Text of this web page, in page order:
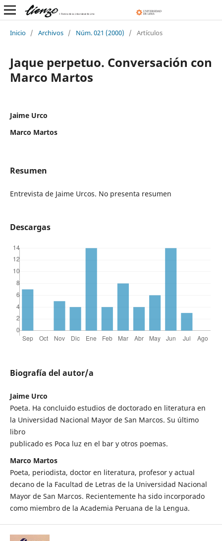
Inicio / Archivos / Núm. 021 (2000) / Artículos
Jaque perpetuo. Conversación con
Marco Martos
Jaime Urco
Marco Martos
Resumen
Entrevista de Jaime Urcos. No presenta resumen
Descargas
Biografía del autor/a
Jaime Urco
Poeta. Ha concluido estudios de doctorado en literatura en
la Universidad Nacional Mayor de San Marcos. Su último
libro
publicado es Poca luz en el bar y otros poemas.
Marco Martos
Poeta, periodista, doctor en literatura, profesor y actual
decano de la Facultad de Letras de la Universidad Nacional
Mayor de San Marcos. Recientemente ha sido incorporado
como miembro de la Academia Peruana de la Lengua.